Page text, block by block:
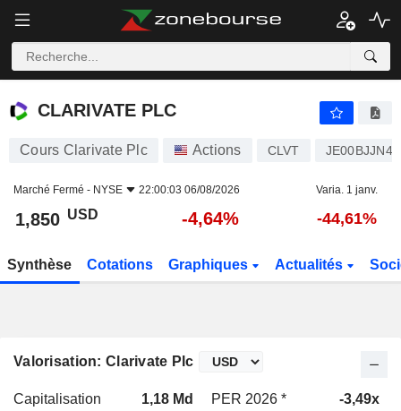
CLARIVATE PLC
CLARIVATE PLC
Cours Clarivate Plc Actions CLVT
Marché Fermé - NYSE 22:00:03 06/08/2026 Varia. 1 janv.
1,850 USD -4,64% -44,61%
Synthèse Cotations Graphiques Actualités
Valorisation: Clarivate Plc
Capitalisation 1,18 Md PER 2026 * -3,49x